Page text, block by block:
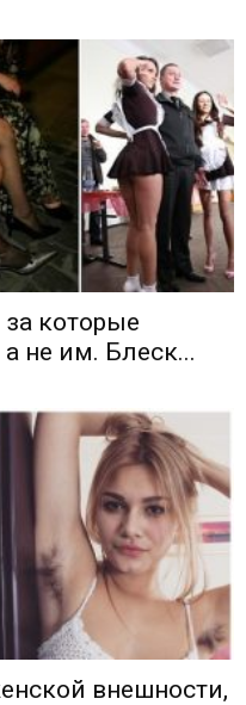
которые
не им. Блеск...
внешности,